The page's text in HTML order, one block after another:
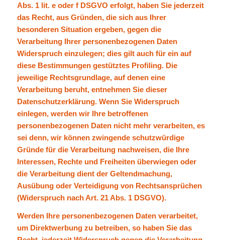
Abs. 1 lit. e oder f DSGVO erfolgt, haben Sie jederzeit
das Recht, aus Gründen, die sich aus Ihrer
besonderen Situation ergeben, gegen die
Verarbeitung Ihrer personenbezogenen Daten
Widerspruch einzulegen; dies gilt auch für ein auf
diese Bestimmungen gestütztes Profiling. Die
jeweilige Rechtsgrundlage, auf denen eine
Verarbeitung beruht, entnehmen Sie dieser
Datenschutzerklärung. Wenn Sie Widerspruch
einlegen, werden wir Ihre betroffenen
personenbezogenen Daten nicht mehr verarbeiten, es
sei denn, wir können zwingende schutzwürdige
Gründe für die Verarbeitung nachweisen, die Ihre
Interessen, Rechte und Freiheiten überwiegen oder
die Verarbeitung dient der Geltendmachung,
Ausübung oder Verteidigung von Rechtsansprüchen
(Widerspruch nach Art. 21 Abs. 1 DSGVO).
Werden Ihre personenbezogenen Daten verarbeitet,
um Direktwerbung zu betreiben, so haben Sie das